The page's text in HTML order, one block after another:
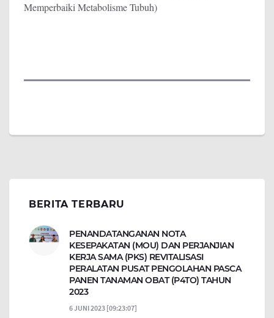
Memperbaiki Metabolisme Tubuh)
BERITA TERBARU
PENANDATANGANAN NOTA
KESEPAKATAN (MOU) DAN PERJANJIAN
KERJA SAMA (PKS) REVITALISASI
PERALATAN PUSAT PENGOLAHAN PASCA
PANEN TANAMAN OBAT (P4TO) TAHUN
2023
6 JUNI 2023 [09:23:07]